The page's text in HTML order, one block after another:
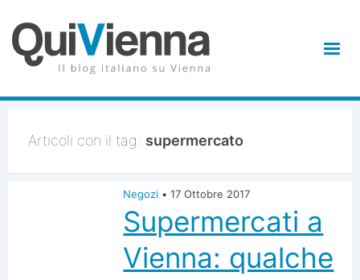
Articoli con il tag: supermercato
Negozi • 17 Ottobre 2017
Supermercati a
Vienna: qualche